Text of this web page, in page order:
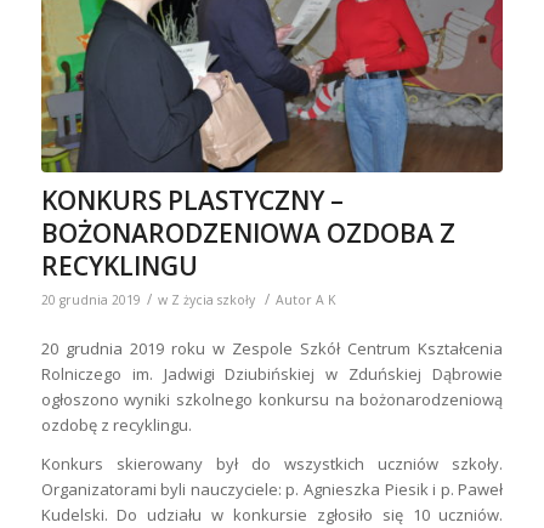
KONKURS PLASTYCZNY –
BOŻONARODZENIOWA OZDOBA Z
RECYKLINGU
20 grudnia 2019 / w Z życia szkoły / Autor A K
20 grudnia 2019 roku w Zespole Szkół Centrum Kształcenia
Rolniczego im. Jadwigi Dziubińskiej w Zduńskiej Dąbrowie
ogłoszono wyniki szkolnego konkursu na bożonarodzeniową
ozdobę z recyklingu.
Konkurs skierowany był do wszystkich uczniów szkoły.
Organizatorami byli nauczyciele: p. Agnieszka Piesik i p. Paweł
Kudelski. Do udziału w konkursie zgłosiło się 10 uczniów.